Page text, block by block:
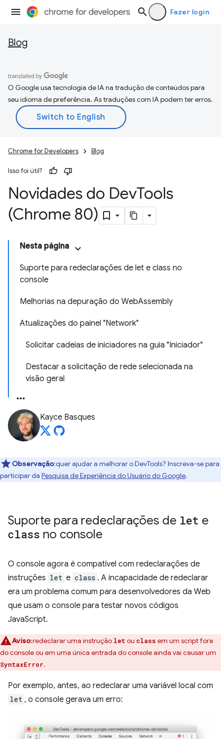
Fazer login
Blog
O Google usa tecnologia de IA na tradução de conteúdos para
seu idioma de preferência. As traduções com IA podem ter erros.
Chrome for Developers Blog
Isso foi útil?
Novidades do DevTools
(Chrome 80)
Nesta página
Suporte para redeclarações de let e class no
console
Melhorias na depuração do WebAssembly
Atualizações do painel "Network"
Solicitar cadeias de iniciadores na guia "Iniciador"
Destacar a solicitação de rede selecionada na
visão geral
Kayce Basques
Observação:quer ajudar a melhorar o DevTools? Inscreva-se para
participar da Pesquisa de Experiência do Usuário do Google.
Suporte para redeclarações de let e
class no console
O console agora é compatível com redeclarações de
instruções let e class . A incapacidade de redeclarar
era um problema comum para desenvolvedores da Web
que usam o console para testar novos códigos
JavaScript.
Aviso:redeclarar uma instrução let ou class em um script fora
do console ou em uma única entrada do console ainda vai causar um
SyntaxError.
Por exemplo, antes, ao redeclarar uma variável local com
let , o console gerava um erro: